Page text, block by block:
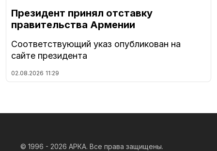
Президент принял отставку
правительства Армении
Соответствующий указ опубликован на
сайте президента
02.08.2026 11:29
© 1996 - 2026 АРКА. Все права защищены.